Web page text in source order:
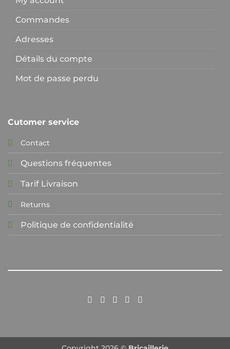
Commandes
Adresses
Détails du compte
Mot de passe perdu
Cutomer service
Contact
Questions fréquentes
Tarif Livraison
Returns
Politique de confidentialité